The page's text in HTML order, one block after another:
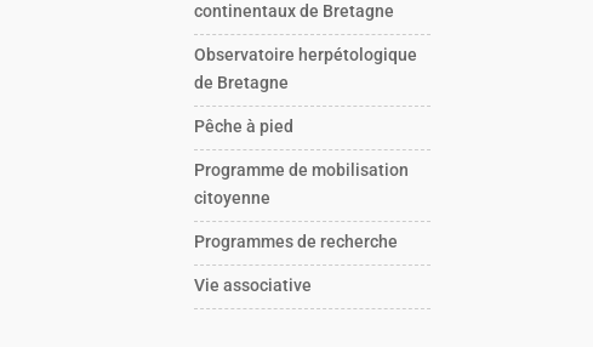
continentaux de Bretagne
Observatoire herpétologique
de Bretagne
Pêche à pied
Programme de mobilisation
citoyenne
Programmes de recherche
Vie associative